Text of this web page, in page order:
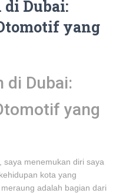
di Dubai:
yang
di Dubai:
yang
saya menemukan diri saya
kota yang
adalah bagian dari